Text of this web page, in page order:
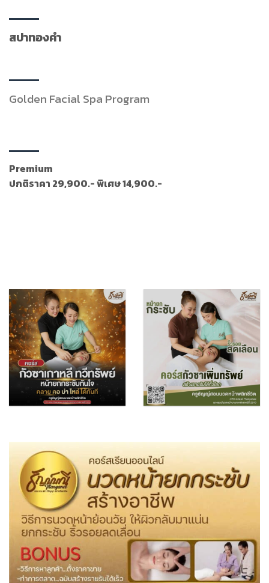
สปาทองคำ
Golden Facial Spa Program
Premium
ปกติราคา 29,900.- พิเศษ 14,900.-